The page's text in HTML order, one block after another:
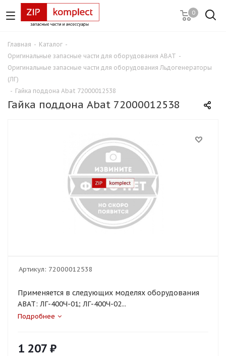
0
Главная - Каталог -
Оригинальные запасные части для оборудования ABAT -
Оригинальные запасные части для оборудования Льдогенераторы
(ЛГ)
- Гайка поддона Abat 72000012538
Гайка поддона Abat 72000012538
Артикул: 72000012538
Применяется в следующих моделях оборудования
ABAT: ЛГ-400Ч-01; ЛГ-400Ч-02...
Подробнее
1 207 ₽